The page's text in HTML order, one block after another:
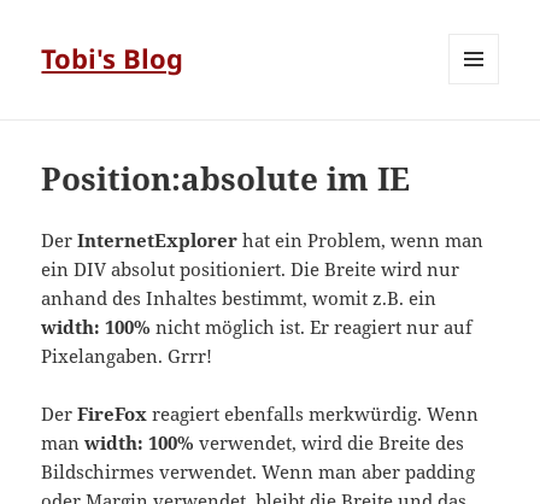
Tobi's Blog
Position:absolute im IE
DerInternetExplorer hat ein Problem, wenn man
ein DIV absolut positioniert. Die Breite wird nur
anhand des Inhaltes bestimmt, womit z.B. ein
width: 100% nicht möglich ist. Er reagiert nur auf
Pixelangaben. Grrr!
DerFireFox reagiert ebenfalls merkwürdig. Wenn
manwidth: 100% verwendet, wird die Breite des
Bildschirmes verwendet. Wenn man aber padding